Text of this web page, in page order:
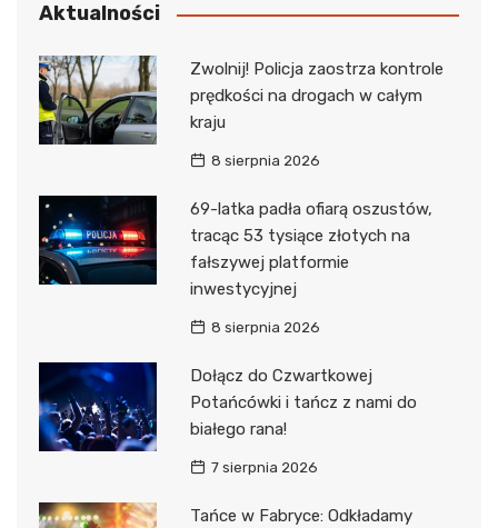
Aktualności
Zwolnij! Policja zaostrza kontrole
prędkości na drogach w całym
kraju
8 sierpnia 2026
69-latka padła ofiarą oszustów,
tracąc 53 tysiące złotych na
fałszywej platformie
inwestycyjnej
8 sierpnia 2026
Dołącz do Czwartkowej
Potańcówki i tańcz z nami do
białego rana!
7 sierpnia 2026
Tańce w Fabryce: Odkładamy